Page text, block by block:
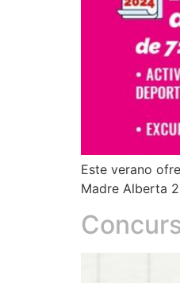
Este verano
Madre Alberta